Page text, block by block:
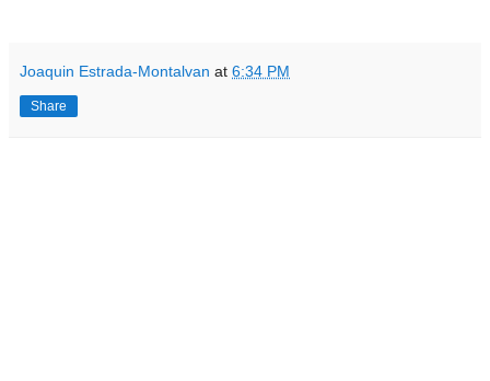
Joaquin Estrada-Montalvan at 6:34 PM
Share